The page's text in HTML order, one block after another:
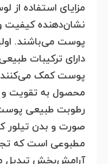
مزایای استفاده
نشان‌دهنده کیفیت
پوست می‌باشند.
دارای ترکیبات
پوست کمک می‌کنند.
محصول به تقویت
رطوبت طبیعی
صورت و بدن تیلور
مطبوعی است که
آرامش‌بخش تبدیل